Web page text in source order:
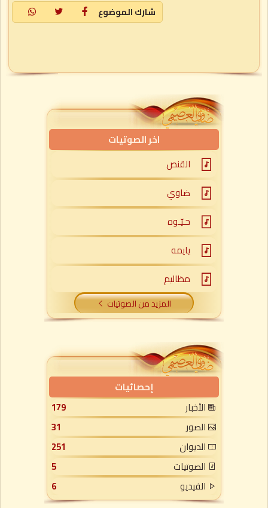
شارك الموضوع
اخر الصوتيات
القنص
ضاوي
حـيّـوه
يايمه
مظاليم
المزيد من الصوتيات
إحصائيات
الأخبار
179
الصور
31
الديوان
251
الصوتيات
5
الفيديو
6